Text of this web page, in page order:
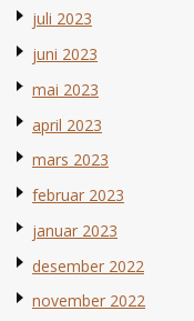
juli 2023
juni 2023
mai 2023
april 2023
mars 2023
februar 2023
januar 2023
desember 2022
november 2022